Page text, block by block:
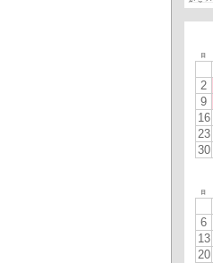
日
2
9
16
23
30
日
6
13
20